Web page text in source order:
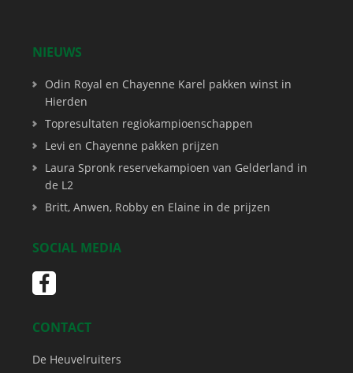
NIEUWS
Odin Royal en Chayenne Karel pakken winst in
Hierden
Topresultaten regiokampioenschappen
Levi en Chayenne pakken prijzen
Laura Spronk reservekampioen van Gelderland in
de L2
Britt, Anwen, Robby en Elaine in de prijzen
SOCIAL MEDIA
CONTACT
De Heuvelruiters